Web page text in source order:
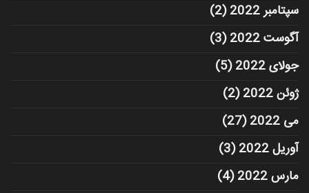
سپتامبر 2022
(2)
آگوست 2022
(3)
جولای 2022
(5)
ژوئن 2022
(2)
می 2022
(27)
آوریل 2022
(3)
مارس 2022
(4)